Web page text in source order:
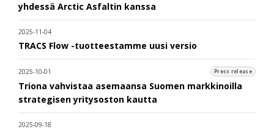
yhdessä Arctic Asfaltin kanssa
2025-11-04
TRACS Flow -tuotteestamme uusi versio
2025-10-01 Press release
Triona vahvistaa asemaansa Suomen markkinoilla
strategisen yritysoston kautta
2025-09-18